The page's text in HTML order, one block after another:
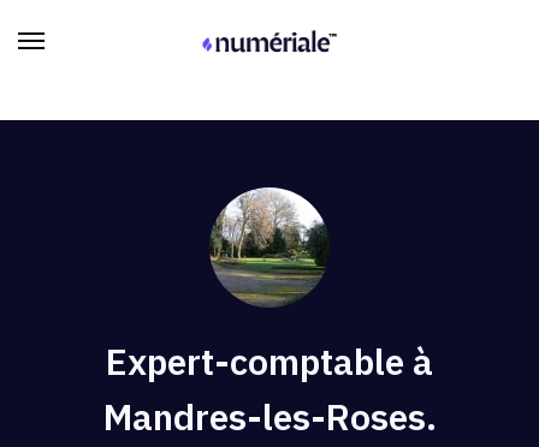
Expert-comptable à
Mandres-les-Roses.